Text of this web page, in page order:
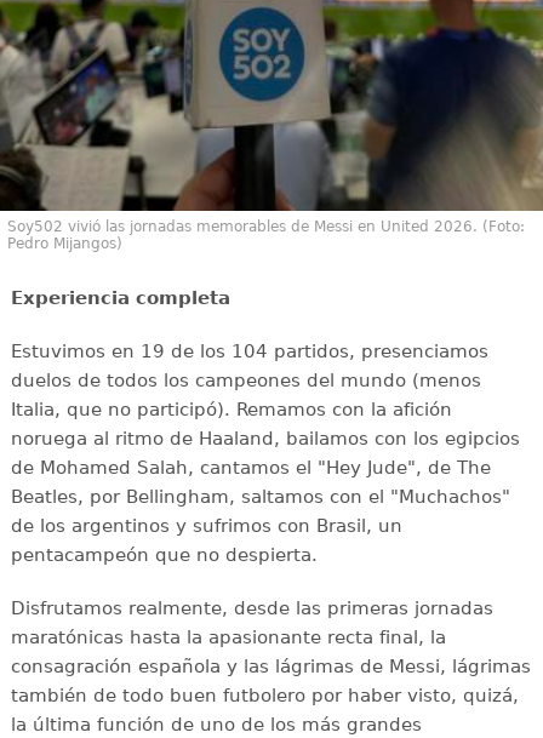
Soy502 vivió las jornadas memorables de Messi en United 2026. (Foto:
Pedro Mijangos)
Experiencia completa
Estuvimos en 19 de los 104 partidos, presenciamos
duelos de todos los campeones del mundo (menos
Italia, que no participó). Remamos con la afición
noruega al ritmo de Haaland, bailamos con los egipcios
de Mohamed Salah, cantamos el "Hey Jude", de The
Beatles, por Bellingham, saltamos con el "Muchachos"
de los argentinos y sufrimos con Brasil, un
pentacampeón que no despierta.
Disfrutamos realmente, desde las primeras jornadas
maratónicas hasta la apasionante recta final, la
consagración española y las lágrimas de Messi, lágrimas
también de todo buen futbolero por haber visto, quizá,
la última función de uno de los más grandes